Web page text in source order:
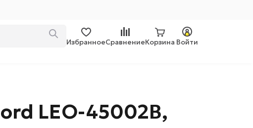
ИзбранноеСравнениеКорзина Войти
LEO-45002B,